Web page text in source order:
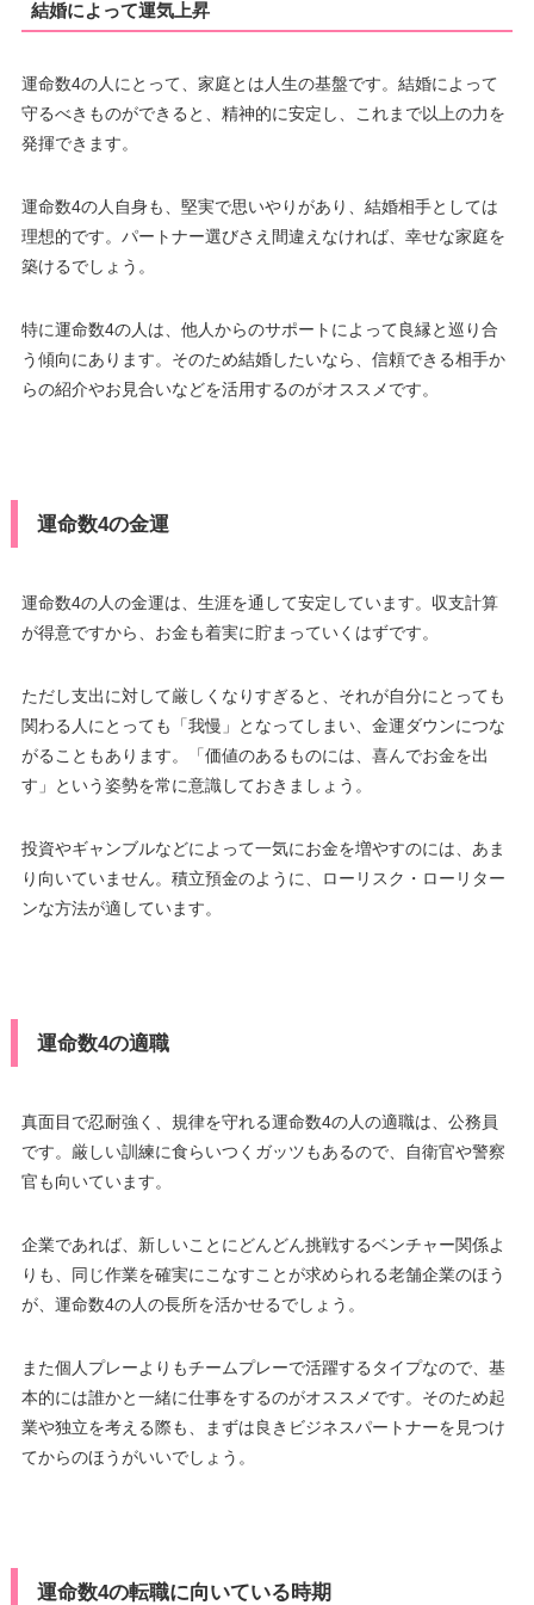
結婚によって運気上昇
運命数4の人にとって、家庭とは人生の基盤です。結婚によって
守るべきものができると、精神的に安定し、これまで以上の力を
発揮できます。
運命数4の人自身も、堅実で思いやりがあり、結婚相手としては
理想的です。パートナー選びさえ間違えなければ、幸せな家庭を
築けるでしょう。
特に運命数4の人は、他人からのサポートによって良縁と巡り合
う傾向にあります。そのため結婚したいなら、信頼できる相手か
らの紹介やお見合いなどを活用するのがオススメです。
運命数4の金運
運命数4の人の金運は、生涯を通して安定しています。収支計算
が得意ですから、お金も着実に貯まっていくはずです。
ただし支出に対して厳しくなりすぎると、それが自分にとっても
関わる人にとっても「我慢」となってしまい、金運ダウンにつな
がることもあります。「価値のあるものには、喜んでお金を出
す」という姿勢を常に意識しておきましょう。
投資やギャンブルなどによって一気にお金を増やすのには、あま
り向いていません。積立預金のように、ローリスク・ローリター
ンな方法が適しています。
運命数4の適職
真面目で忍耐強く、規律を守れる運命数4の人の適職は、公務員
です。厳しい訓練に食らいつくガッツもあるので、自衛官や警察
官も向いています。
企業であれば、新しいことにどんどん挑戦するベンチャー関係よ
りも、同じ作業を確実にこなすことが求められる老舗企業のほう
が、運命数4の人の長所を活かせるでしょう。
また個人プレーよりもチームプレーで活躍するタイプなので、基
本的には誰かと一緒に仕事をするのがオススメです。そのため起
業や独立を考える際も、まずは良きビジネスパートナーを見つけ
てからのほうがいいでしょう。
運命数4の転職に向いている時期